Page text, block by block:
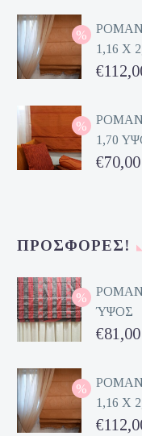
was:
τιμή
είναι:
1,16 Χ
was:
€
τιμή
είναι:
ΡΟΜΑΝ
1,70
€70,00
ΠΡΟΣΦΟΡΈΣ!
ΡΟΜΑΝ
ΎΨΟΣ
was:
€81,00
τιμή
είναι:
1,16 Χ
€